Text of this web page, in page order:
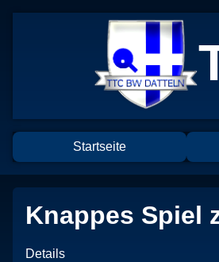
Startseite
Knappes Spiel
Details